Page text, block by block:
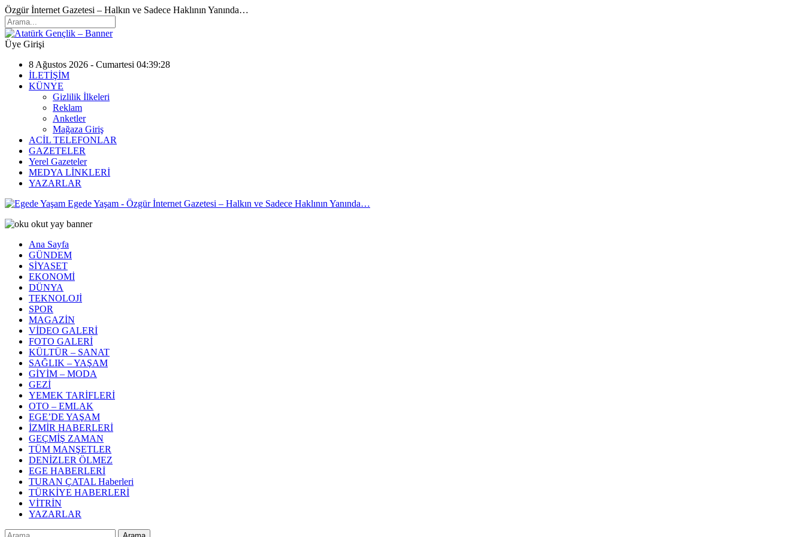
Özgür İnternet Gazetesi – Halkın ve Sadece Haklının Yanında…
Üye Girişi
8 Ağustos 2026 - Cumartesi 04:39:28
İLETİŞİM
KÜNYE
Gizlilik İlkeleri
Reklam
Anketler
Mağaza Giriş
ACİL TELEFONLAR
GAZETELER
Yerel Gazeteler
MEDYA LİNKLERİ
YAZARLAR
Egede Yaşam - Özgür İnternet Gazetesi – Halkın ve Sadece Haklının Yanında…
Ana Sayfa
GÜNDEM
SİYASET
EKONOMİ
DÜNYA
TEKNOLOJİ
SPOR
MAGAZİN
VİDEO GALERİ
FOTO GALERİ
KÜLTÜR – SANAT
SAĞLIK – YAŞAM
GİYİM – MODA
GEZİ
YEMEK TARİFLERİ
OTO – EMLAK
EGE’DE YAŞAM
İZMİR HABERLERİ
GEÇMİŞ ZAMAN
TÜM MANŞETLER
DENİZLER ÖLMEZ
EGE HABERLERİ
TURAN ÇATAL Haberleri
TÜRKİYE HABERLERİ
VİTRİN
YAZARLAR